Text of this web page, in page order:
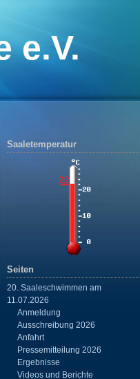
e.V.
Saaletemperatur
Seiten
20. Saaleschwimmen am
11.07.2026
Anmeldung
Ausschreibung 2026
Anfahrt
Pressemitteilung 2026
Ergebnisse
Videos und Berichte